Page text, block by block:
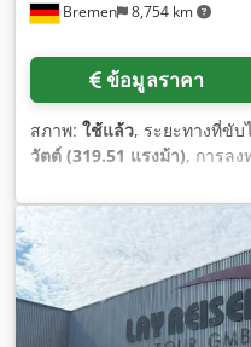
Bremen 8,754 km
ข้อมูลราคา
สภาพ: ใช้แล้ว, ระยะทางที่ขับ
วัตต์ (319.51 แรงม้า), การลง
กำหนดค่าของเพลา:6x2, น้ำ
, น้
เปลืองเชื้อเพลิง (ในเมือง):
มลพิษ:
ยูโร 6 , สี:สีขาว, ช่วง
R22,5, ความยาวทั้งหมด:
อุปกรณ์:
เครื่องปรับอากาศ, เอ